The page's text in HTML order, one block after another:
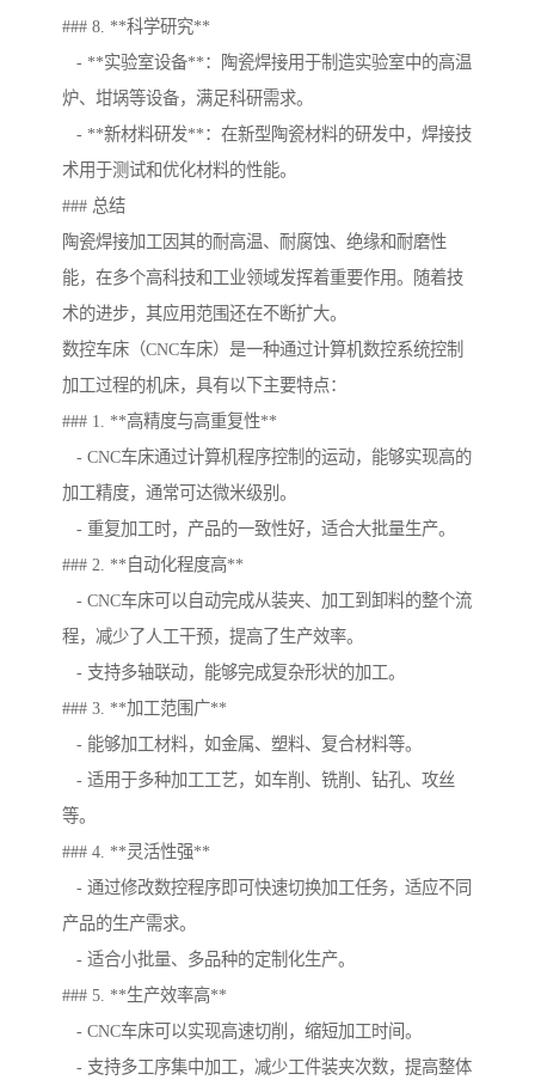
### 8. **科学研究**
- **实验室设备**：陶瓷焊接用于制造实验室中的高温
炉、坩埚等设备，满足科研需求。
- **新材料研发**：在新型陶瓷材料的研发中，焊接技
术用于测试和优化材料的性能。
### 总结
陶瓷焊接加工因其的耐高温、耐腐蚀、绝缘和耐磨性
能，在多个高科技和工业领域发挥着重要作用。随着技
术的进步，其应用范围还在不断扩大。
数控车床（CNC车床）是一种通过计算机数控系统控制
加工过程的机床，具有以下主要特点：
### 1. **高精度与高重复性**
- CNC车床通过计算机程序控制的运动，能够实现高的
加工精度，通常可达微米级别。
- 重复加工时，产品的一致性好，适合大批量生产。
### 2. **自动化程度高**
- CNC车床可以自动完成从装夹、加工到卸料的整个流
程，减少了人工干预，提高了生产效率。
- 支持多轴联动，能够完成复杂形状的加工。
### 3. **加工范围广**
- 能够加工材料，如金属、塑料、复合材料等。
- 适用于多种加工工艺，如车削、铣削、钻孔、攻丝
等。
### 4. **灵活性强**
- 通过修改数控程序即可快速切换加工任务，适应不同
产品的生产需求。
- 适合小批量、多品种的定制化生产。
### 5. **生产效率高**
- CNC车床可以实现高速切削，缩短加工时间。
- 支持多工序集中加工，减少工件装夹次数，提高整体